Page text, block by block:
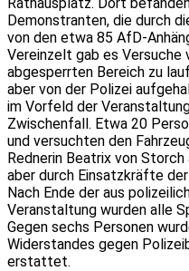
Demonstranten, die durch
von den etwa 85 AfD-
Vereinzelt gab es Versuche
abgesperrten Bereich zu
aber von der Polizei
im Vorfeld der
Zwischenfall. Etwa 20
und versuchten den
Rednerin Beatrix von
aber durch Einsatzkräfte
Nach Ende der aus
Veranstaltung wurden alle
Gegen sechs Personen
Widerstandes gegen
erstattet.